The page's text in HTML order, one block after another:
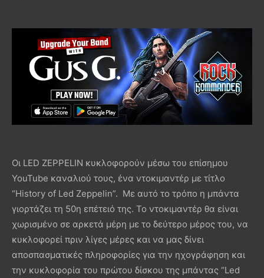
Οι LED ZEPPELIN κυκλοφορούν μέσω του επίσημου
YouTube καναλιού τους, ένα ντοκιμαντέρ με τίτλο
“History of Led Zeppelin”. Με αυτό το τρόπο η μπάντα
γιορτάζει τη 50η επέτειό της. Το ντοκιμαντέρ θα είναι
χωρισμένο σε αρκετά μέρη με το δεύτερο μέρος του, να
κυκλοφορεί πριν λίγες μέρες και να μας δίνει
αποσπασματικές πληροφορίες για την ηχογράφηση και
την κυκλοφορία του πρώτου δίσκου της μπάντας “Led